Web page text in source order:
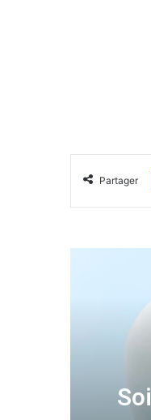
Partager